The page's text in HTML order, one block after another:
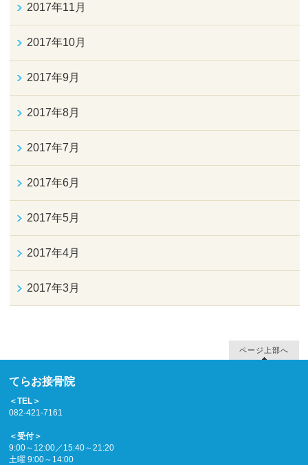
2017年11月
2017年10月
2017年9月
2017年8月
2017年7月
2017年6月
2017年5月
2017年4月
2017年3月
ページ上部へ
てらお接骨院
＜TEL＞
082-421-7161
＜受付＞
9:00～12:00／15:40～21:20
土曜 9:00～14:00